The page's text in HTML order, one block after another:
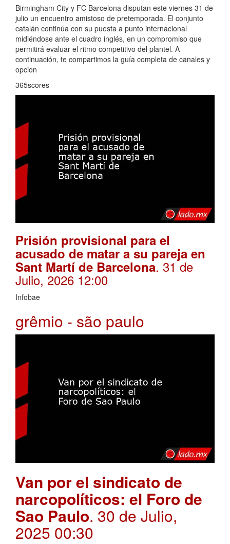
Birmingham City y FC Barcelona disputan este viernes 31 de
julio un encuentro amistoso de pretemporada. El conjunto
catalán continúa con su puesta a punto internacional
midiéndose ante el cuadro inglés, en un compromiso que
permitirá evaluar el ritmo competitivo del plantel. A
continuación, te compartimos la guía completa de canales y
opcion
365scores
Prisión provisional para el
acusado de matar a su pareja en
Sant Martí de Barcelona. 31 de
Julio, 2026 12:00
Infobae
grêmio - são paulo
Van por el sindicato de
narcopolíticos: el Foro de
Sao Paulo. 30 de Julio,
2025 00:30